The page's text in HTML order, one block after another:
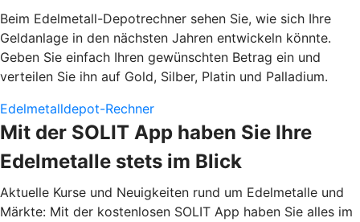
Beim Edelmetall-Depotrechner sehen Sie, wie sich Ihre
Geldanlage in den nächsten Jahren entwickeln könnte.
Geben Sie einfach Ihren gewünschten Betrag ein und
verteilen Sie ihn auf Gold, Silber, Platin und Palladium.
Edelmetalldepot-Rechner
Mit der SOLIT App haben Sie Ihre
Edelmetalle stets im Blick
Aktuelle Kurse und Neuigkeiten rund um Edelmetalle und
Märkte: Mit der kostenlosen SOLIT App haben Sie alles im